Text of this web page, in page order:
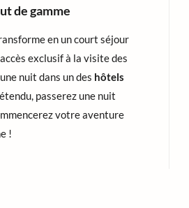
de gamme
en un court séjour
exclusif à la visite des
nuit dans un des hôtels
passerez une nuit
votre aventure
!